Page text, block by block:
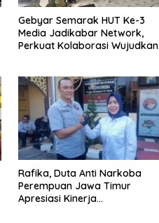
Gebyar Semarak HUT Ke-3
Media Jadikabar Network,
Perkuat Kolaborasi Wujudkan
Malang
Rafika, Duta Anti Narkoba
Perempuan Jawa Timur
Apresiasi Kinerja